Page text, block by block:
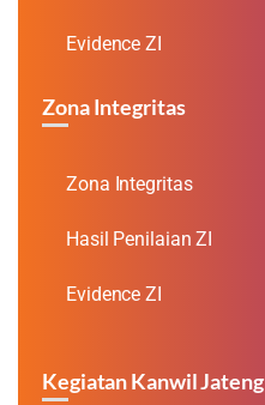
Evidence ZI
Zona Integritas
Zona Integritas
Hasil Penilaian ZI
Evidence ZI
Kegiatan Kanwil Jateng